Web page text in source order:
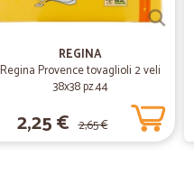
REGINA
Regina Provence tovaglioli 2 veli
38x38 pz.44
2,25 € 2,65 €